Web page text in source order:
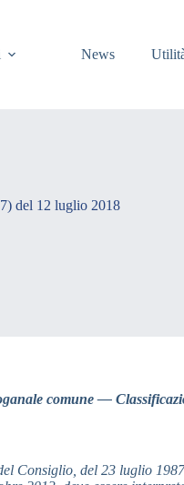
News
del 12 luglio 2018
comune —
Consiglio, del 23 luglio